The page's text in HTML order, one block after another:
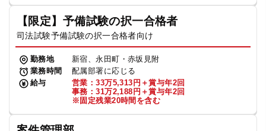
【限定】予備試験の択一合格者
司法試験予備試験の択一合格者向け
勤務地
新宿、永田町・赤坂見附
業務時間
配属部署に応じる
給与
営業：33万5,313円＋賞与年2回
事務：31万2,188円＋賞与年2回
※固定残業20時間を含む